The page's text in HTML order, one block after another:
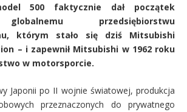
500 faktycznie dał początek
przedsiębiorstwu
którym stało się dziś Mitsubishi
– i zapewnił Mitsubishi w 1962 roku
w motorsporcie.
Japonii po II wojnie światowej, produkcja
przeznaczonych do prywatnego